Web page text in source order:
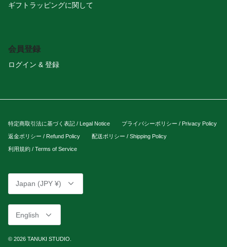
ギフトラッピングに関して
会員登録
ログイン & 登録
特定商取引法に基づく表記 / Legal Notice プライバシーポリシー / Privacy Policy
返金ポリシー / Refund Policy 配送ポリシー / Shipping Policy
利用規約 / Terms of Service
Currency
Japan (JPY ¥)
Language
English
© 2026 TANUKI STUDIO